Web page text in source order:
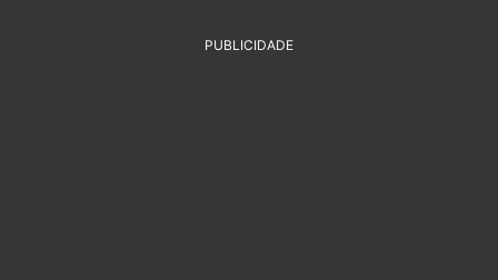
PUBLICIDADE